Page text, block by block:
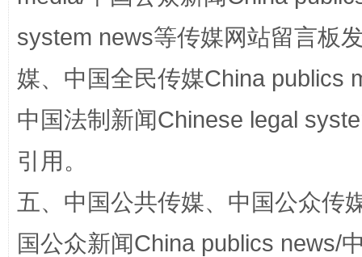
system news等传媒网站留言板
媒、中国全民传媒China publics
中国法制新闻Chinese legal
引用。
五、中国公共传媒、中国公众传
国公众新闻China publics news/